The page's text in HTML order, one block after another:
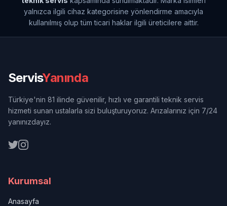
yalnızca ilgili cihaz kategorisine yönlendirme amacıyla
kullanılmış olup tüm ticari haklar ilgili üreticilere aittir.
ServisYanında
Türkiye'nin 81 ilinde güvenilir, hızlı ve garantili teknik servis
hizmeti sunan ustalarla sizi buluşturuyoruz. Arızalarınız için 7/24
yanınızdayız.
Kurumsal
Anasayfa